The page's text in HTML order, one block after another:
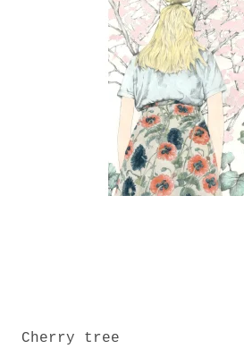
Cherry tree